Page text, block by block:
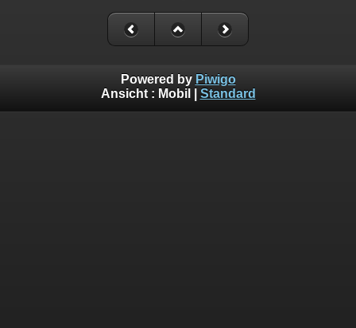
Powered by Piwigo
Ansicht : Mobil Standard